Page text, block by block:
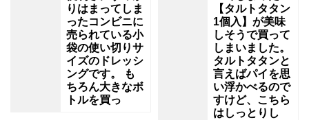
りはまってしま
ったコンビニに
売られている小
袋の使い切りサ
イズのドレッシ
ングです。 も
ちろん大きなボ
トルを買っ
【タルトタタン
1個入】が美味
しそうで買って
しまいました。
タルトタタンと
言えばパイを思
い浮かべるので
すけど、こちら
はしっとりし